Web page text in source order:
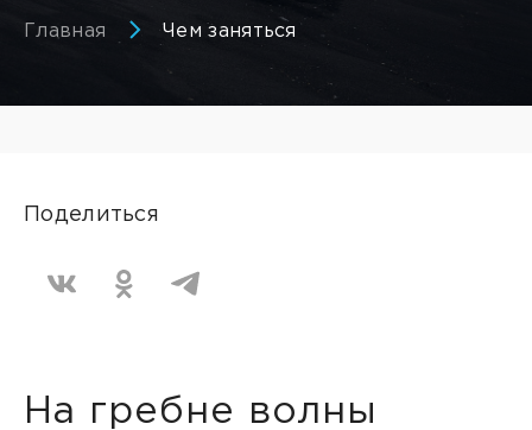
Главная Чем заняться
Поделиться
На гребне волны